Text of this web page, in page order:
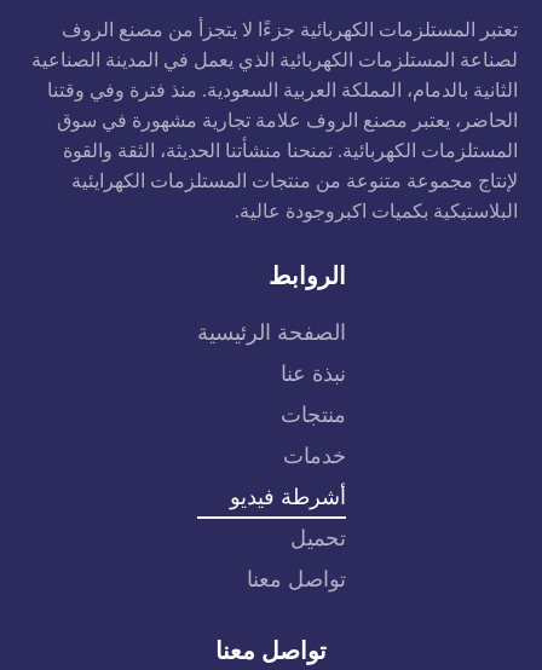
تعتبر المستلزمات الكهربائية جزءًا لا يتجزأ من مصنع الروف
لصناعة المستلزمات الكهربائية الذي يعمل في المدينة الصناعية
الثانية بالدمام، المملكة العربية السعودية. منذ فترة وفي وقتنا
الحاضر، يعتبر مصنع الروف علامة تجارية مشهورة في سوق
المستلزمات الكهربائية. تمنحنا منشأتنا الحديثة، الثقة والقوة
لإنتاج مجموعة متنوعة من منتجات المستلزمات الكهرايئية
البلاستيكية بكميات اكبروجودة عالية.
الروابط
الصفحة الرئيسية
نبذة عنا
منتجات
خدمات
أشرطة فيديو
تحميل
تواصل معنا
تواصل معنا